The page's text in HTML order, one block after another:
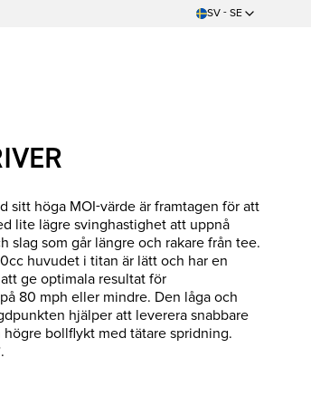
SV - SE
sitt höga MOI-värde är framtagen för att
lite lägre svinghastighet att uppnå
slag som går längre och rakare från tee.
huvudet i titan är lätt och har en
ge optimala resultat för
80 mph eller mindre. Den låga och
hjälper att leverera snabbare
bollflykt med tätare spridning.